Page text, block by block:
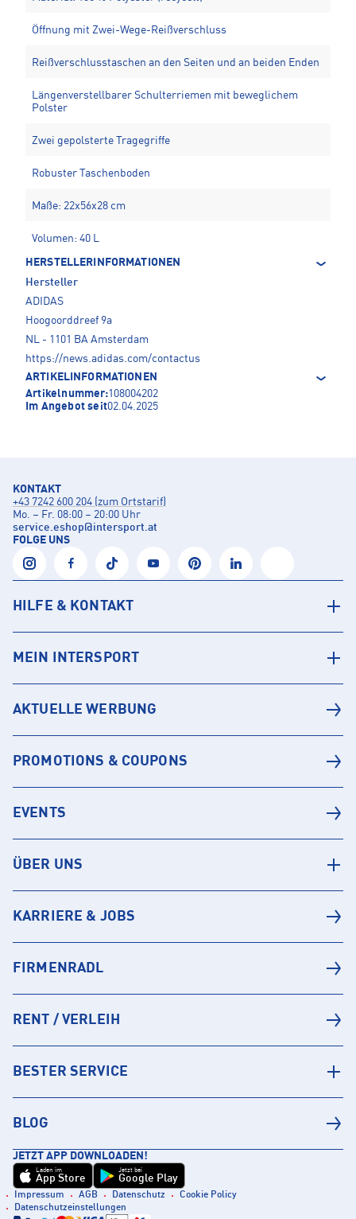
Öffnung mit Zwei-Wege-Reißverschluss
Reißverschlusstaschen an den Seiten und an beiden Enden
Längenverstellbarer Schulterriemen mit beweglichem
Polster
Zwei gepolsterte Tragegriffe
Robuster Taschenboden
Maße: 22x56x28 cm
Volumen: 40 L
HERSTELLERINFORMATIONEN
Hersteller
ADIDAS
Hoogoorddreef 9a
NL - 1101 BA Amsterdam
https://news.adidas.com/contactus
ARTIKELINFORMATIONEN
Artikelnummer:108004202
Im Angebot seit02.04.2025
KONTAKT
+43 7242 600 204 (zum Ortstarif)
Mo. – Fr. 08:00 – 20:00 Uhr
service.eshop@intersport.at
FOLGE UNS
HILFE & KONTAKT
MEIN INTERSPORT
AKTUELLE WERBUNG
PROMOTIONS & COUPONS
EVENTS
ÜBER UNS
KARRIERE & JOBS
FIRMENRADL
RENT / VERLEIH
BESTER SERVICE
BLOG
JETZT APP DOWNLOADEN!
Laden im
App Store
Jetzt bei
Google Play
Impressum AGB Datenschutz
Cookie Policy
Datenschutzeinstellungen